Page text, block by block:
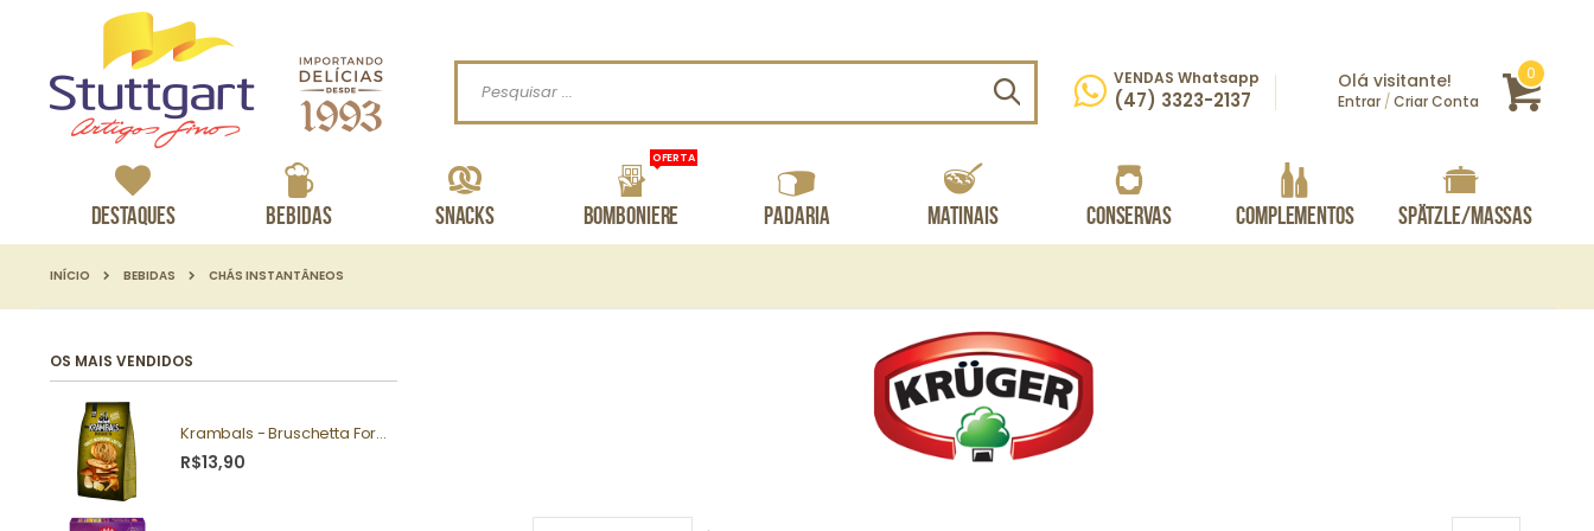
Procurar
Procurar VENDAS Whatsapp
(47) 3323-2137
Olá visitante!
Entrar /Criar Conta
0 itens
Destaques Bebidas Snacks Bomboniere
OFERTA
Padaria Matinais Conservas Complementos Spätzle/Massas
INÍCIO BEBIDAS CHÁS INSTANTÂNEOS
OS MAIS VENDIDOS
Krambals - Bruschetta Forest Mushrooms 70g
R$13,90
Kunella Feinkost - Maionese Remoulade tipo Molho Tártaro 250g
R$38,90